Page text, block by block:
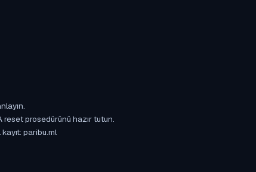
reset prosedürünü hazır tutun.
paribu.ml